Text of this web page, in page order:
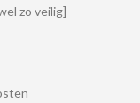
zo veilig]